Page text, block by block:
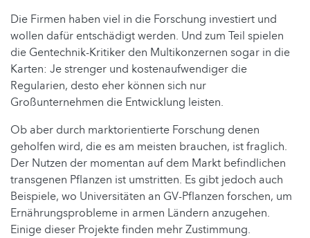
Die Firmen haben viel in die Forschung investiert und
wollen dafür entschädigt werden. Und zum Teil spielen
die Gentechnik-Kritiker den Multikonzernen sogar in die
Karten: Je strenger und kostenaufwendiger die
Regularien, desto eher können sich nur
Großunternehmen die Entwicklung leisten.
Ob aber durch marktorientierte Forschung denen
geholfen wird, die es am meisten brauchen, ist fraglich.
Der Nutzen der momentan auf dem Markt befindlichen
transgenen Pflanzen ist umstritten. Es gibt jedoch auch
Beispiele, wo Universitäten an GV-Pflanzen forschen, um
Ernährungsprobleme in armen Ländern anzugehen.
Einige dieser Projekte finden mehr Zustimmung.